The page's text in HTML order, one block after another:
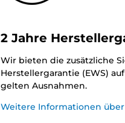
2 Jahre
Wir bieten die zusätzliche
Herstellergarantie (EWS)
gelten Ausnahmen.
Weitere Informationen